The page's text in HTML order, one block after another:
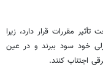
مقررات قرار دارد، زیرا
خود سود ببرند و در عین
اجتناب کنند.